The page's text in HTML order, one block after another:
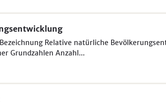
Relative natürliche
Grundzahlen Anzahl...